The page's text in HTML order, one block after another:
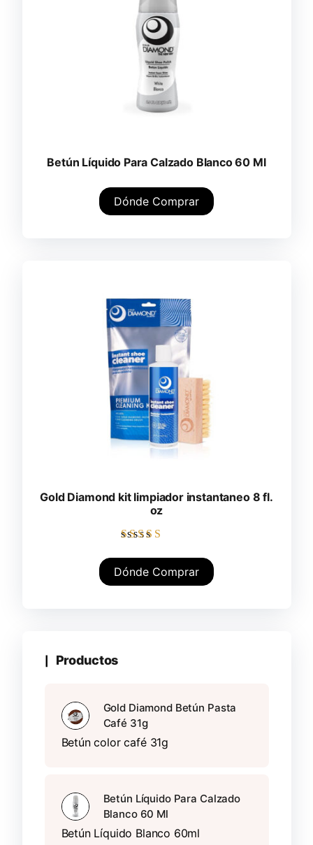
Betún Líquido Para Calzado Blanco 60 Ml
Dónde Comprar
Gold Diamond kit limpiador instantaneo 8 fl.
oz
5.00
de 5
Dónde Comprar
Productos
Gold Diamond Betún Pasta
Café 31g
Betún color café 31g
Betún Líquido Para Calzado
Blanco 60 Ml
Betún Líquido Blanco 60ml